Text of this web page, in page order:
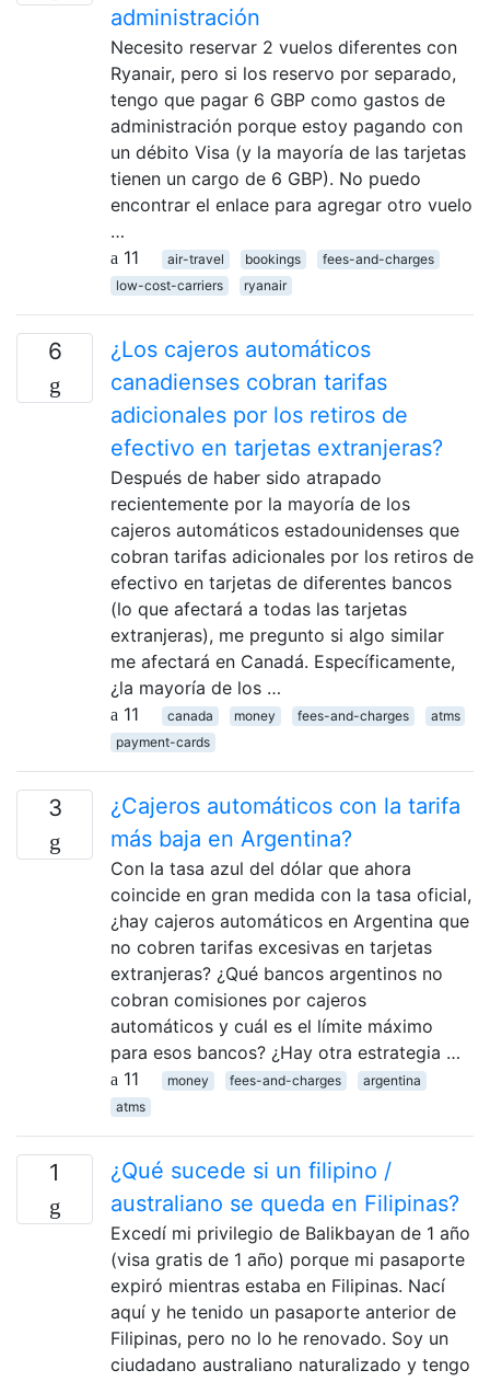
administración
Necesito reservar 2 vuelos diferentes con
Ryanair, pero si los reservo por separado,
tengo que pagar 6 GBP como gastos de
administración porque estoy pagando con
un débito Visa (y la mayoría de las tarjetas
tienen un cargo de 6 GBP). No puedo
encontrar el enlace para agregar otro vuelo
…
11
air-travel bookings
fees-and-charges
low-cost-carriers
ryanair
6
¿Los cajeros automáticos
canadienses cobran tarifas
adicionales por los retiros de
efectivo en tarjetas extranjeras?
Después de haber sido atrapado
recientemente por la mayoría de los
cajeros automáticos estadounidenses que
cobran tarifas adicionales por los retiros de
efectivo en tarjetas de diferentes bancos
(lo que afectará a todas las tarjetas
extranjeras), me pregunto si algo similar
me afectará en Canadá. Específicamente,
¿la mayoría de los …
11
canada money fees-and-charges
atms
payment-cards
3
¿Cajeros automáticos con la tarifa
más baja en Argentina?
Con la tasa azul del dólar que ahora
coincide en gran medida con la tasa oficial,
¿hay cajeros automáticos en Argentina que
no cobren tarifas excesivas en tarjetas
extranjeras? ¿Qué bancos argentinos no
cobran comisiones por cajeros
automáticos y cuál es el límite máximo
para esos bancos? ¿Hay otra estrategia …
11
money fees-and-charges
argentina
atms
1
¿Qué sucede si un filipino /
australiano se queda en Filipinas?
Excedí mi privilegio de Balikbayan de 1 año
(visa gratis de 1 año) porque mi pasaporte
expiró mientras estaba en Filipinas. Nací
aquí y he tenido un pasaporte anterior de
Filipinas, pero no lo he renovado. Soy un
ciudadano australiano naturalizado y tengo